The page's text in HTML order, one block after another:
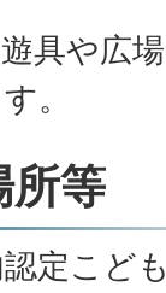
具や広
。
所等
定こど